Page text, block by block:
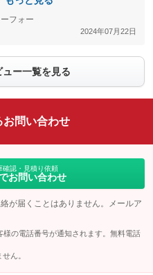
フォー
2024年07月22日
ー一覧を見る
お問い合わせ
確認・見積り依頼
お問い合わせ
が届くことはありません。メールア
の電話番号が通知されます。無料電話
ん。